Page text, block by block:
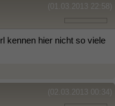
(01.03.2013 22:58)
kennen hier nicht so viele
(02.03.2013 00:34)